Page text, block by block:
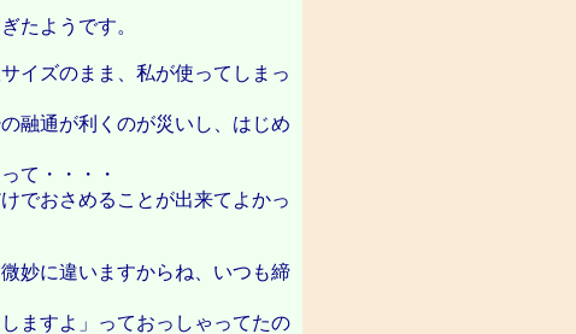
たようです。
イズのまま、私が使ってしまっ
融通が利くのが災いし、はじめ
て・・・・
でおさめることが出来てよかっ
妙に違いますからね、いつも締
ますよ」っておっしゃってたの